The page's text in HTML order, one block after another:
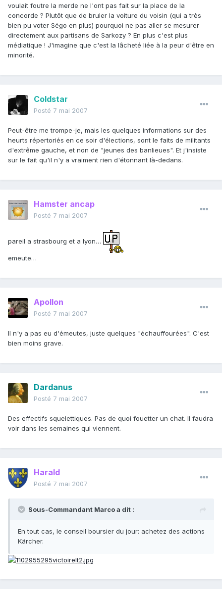
voulait foutre la merde ne l'ont pas fait sur la place de la
concorde ? Plutôt que de bruler la voiture du voisin (qui a très
bien pu voter Ségo en plus) pourquoi ne pas aller se mesurer
directement aux partisans de Sarkozy ? En plus c'est plus
médiatique ! J'imagine que c'est la lâcheté liée à la peur d'être en
minorité.
Coldstar
Posté 7 mai 2007
Peut-être me trompe-je, mais les quelques informations sur des
heurts répertoriés en ce soir d'élections, sont le faits de militants
d'extrême gauche, et non de "jeunes des banlieues". Et j'insiste
sur le fait qu'il n'y a vraiment rien d'étonnant là-dedans.
Hamster ancap
Posté 7 mai 2007
pareil a strasbourg et a lyon…
emeute…
Apollon
Posté 7 mai 2007
Il n'y a pas eu d'émeutes, juste quelques "échauffourées". C'est
bien moins grave.
Dardanus
Posté 7 mai 2007
Des effectifs squelettiques. Pas de quoi fouetter un chat. Il faudra
voir dans les semaines qui viennent.
Harald
Posté 7 mai 2007
Sous-Commandant Marco a dit :
En tout cas, le conseil boursier du jour: achetez des actions
Kärcher.